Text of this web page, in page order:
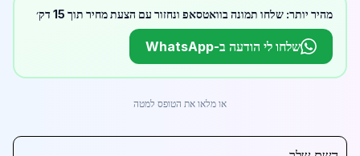
מהיר יותר: שלחו תמונה בוואטסאפ ונחזור עם הצעת מחיר תוך 15 דק׳
שלחו לי הודעה ב-WhatsApp
או מלאו את הטופס למטה